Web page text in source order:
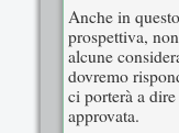
Anche in
prospettiva,
alcune
dovremo
ci porterà a
approvata.